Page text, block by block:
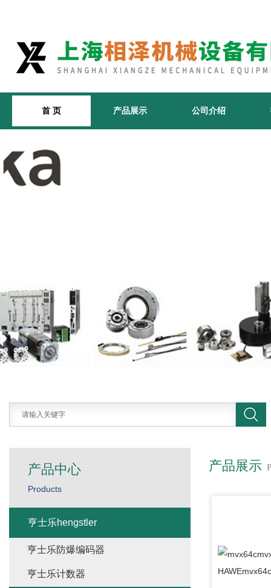
首 页 产品展示 公司介绍
产品展示
产品中心
Products
亨士乐hengstler
亨士乐防爆编码器
亨士乐计数器